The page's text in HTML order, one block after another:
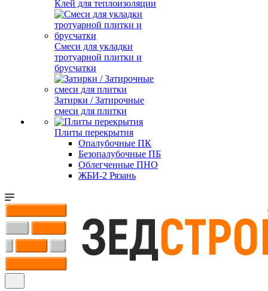
Клей для теплоизоляции
Смеси для укладки
тротуарной плитки и
брусчатки
Затирки / Затирочные
смеси для плитки
Плиты перекрытия
Опалубочные ПК
Безопалубочные ПБ
Облегченные ПНО
ЖБИ-2 Рязань